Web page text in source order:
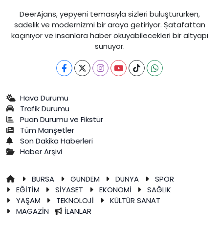
DeerAjans, yepyeni temasıyla sizleri buluştururken,
sadelik ve modernizmi bir araya getiriyor. Şatafattan
kaçınıyor ve insanlara haber okuyabilecekleri bir altyapı
sunuyor.
Hava Durumu
Trafik Durumu
Puan Durumu ve Fikstür
Tüm Manşetler
Son Dakika Haberleri
Haber Arşivi
BURSA GÜNDEM DÜNYA
SPOR
EĞİTİM
SİYASET EKONOMİ
SAĞLIK
YAŞAM
TEKNOLOJİ
KÜLTÜR SANAT
MAGAZİN
İLANLAR